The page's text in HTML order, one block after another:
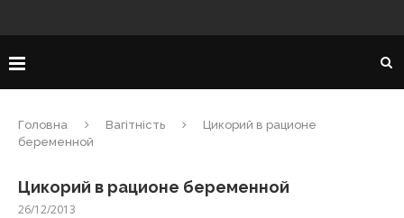
Головна Вагітність
Цикорий в рационе
беременной
Цикорий в рационе беременной
26/12/2013